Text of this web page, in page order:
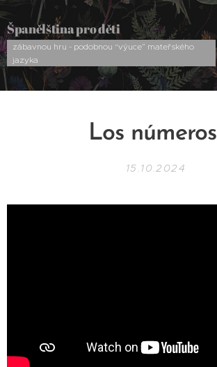
Španělština pro děti
zábavnou hru - podobnou “výuce” mateřského
jazyka
Los números
15.10.2024